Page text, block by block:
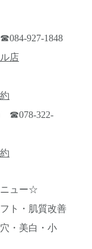
927-1848
店
☎078-322-
ュー☆
ト・肌質改善
・美白・小